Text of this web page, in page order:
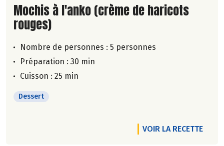
Lire la suite de la recette
Mochis à l'anko (crème de haricots
rouges)
Nombre de personnes : 5 personnes
Préparation : 30 min
Cuisson : 25 min
Dessert
VOIR LA RECETTE